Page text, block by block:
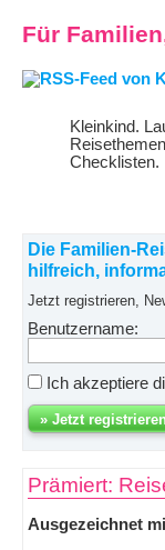
Für
Kleinkind.
Checklisten.
Die Familien-
hilfreich,
Jetzt registrieren,
Benutzername:
Ich akzeptiere
Prämiert:
Ausgezeichnet